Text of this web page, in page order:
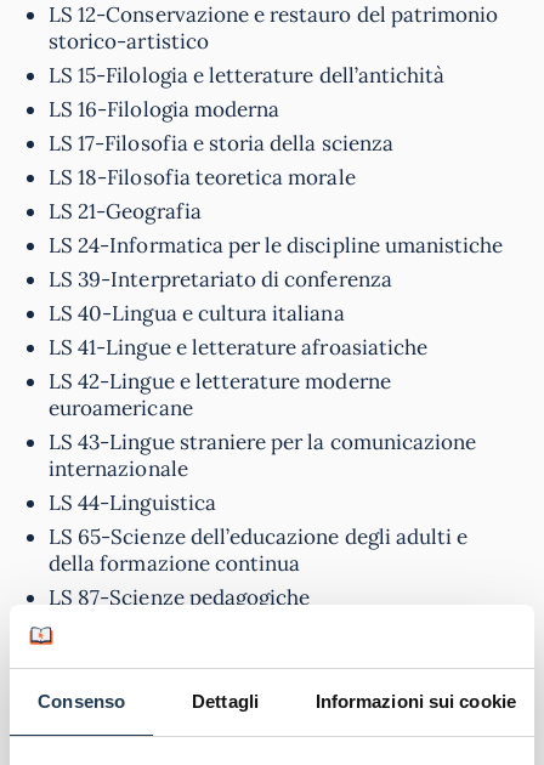
Consenso Dettagli Informazioni sui cookie
LS 12-Conservazione e restauro del patrimonio
storico-artistico
LS 15-Filologia e letterature dell’antichità
LS 16-Filologia moderna
LS 17-Filosofia e storia della scienza
LS 18-Filosofia teoretica morale
LS 21-Geografia
LS 24-Informatica per le discipline umanistiche
LS 39-Interpretariato di conferenza
LS 40-Lingua e cultura italiana
LS 41-Lingue e letterature afroasiatiche
LS 42-Lingue e letterature moderne
euroamericane
LS 43-Lingue straniere per la comunicazione
internazionale
LS 44-Linguistica
LS 65-Scienze dell’educazione degli adulti e
della formazione continua
LS 87-Scienze pedagogiche
LS 93-Storia antica
LS 94-Storia contemporanea
LS 95-Storia dell’arte
LS 96-Storia della filosofia